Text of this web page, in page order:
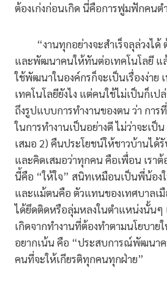
ต้องเก่งก่อนเกิด นี่คือการฟูมฟักคน
“งานทุกอย่างจะสำเร็จลุล่วงได้
และพัฒนาคนให้ทันต่อเทคโนโลยี แล้
ใช้พัฒนาในองค์กรก็จะเป็นเรื่องง่าย
เทคโนโลยียังไง แต่คนใช้ไม่เป็นก็เป
ถึงรูปแบบการทำงานของตน ว่า การ
ในการทำงานเป็นอย่างดี ไม่ว่าจะเป็
เสมอ 2) คืนประโยชน์ให้ชาวบ้านได้
และคิดเสมอว่าทุกคน คือเพื่อน เรา
นี้คือ “ให้ใจ” สนิทเหมือนเป็นพี่น้อง
และแม้ตนคือ ตัวแทนของเทศบาลเ
ได้ยึดติดหรือลุ่มหลงในตำแหน่งนั้นๆ
เกิดจากทำงานที่ต้องทำตามนโยบา
อยากเน้น คือ “ประสบการณ์พัฒนา
คนที่จะให้เกียรติทุกคนทุกฝ่าย”